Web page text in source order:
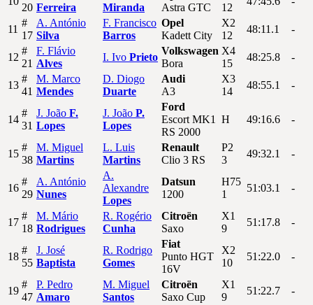
20 Ferreira
Miranda
Astra GTC
12
11
#
17
A. António
Silva
F. Francisco
Barros
Opel
Kadett City
X2
12
48:11.1 -
12
#
21
F. Flávio
Alves
I. Ivo Prieto
Volkswagen
Bora
X4
15
48:25.8 -
13
#
41
M. Marco
Mendes
D. Diogo
Duarte
Audi
A3
X3
14
48:55.1 -
14
#
31
J. João F.
Lopes
J. João P.
Lopes
Ford
Escort MK1
RS 2000
H 49:16.6 -
15
#
38
M. Miguel
Martins
L. Luis
Martins
Renault
Clio 3 RS
P2
3
49:32.1 -
16
#
29
A. António
Nunes
A.
Alexandre
Lopes
Datsun
1200
H75
1
51:03.1 -
17
#
18
M. Mário
Rodrigues
R. Rogério
Cunha
Citroën
Saxo
X1
9
51:17.8 -
18
#
55
J. José
Baptista
R. Rodrigo
Gomes
Fiat
Punto HGT
16V
X2
10
51:22.0 -
19
#
47
P. Pedro
Amaro
M. Miguel
Santos
Citroën
Saxo Cup
X1
9
51:22.7 -